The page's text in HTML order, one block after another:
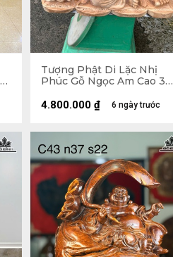
Tượng Phật Di Lặc Nhị
Phúc Gỗ Ngọc Am Cao 30
6 ngày trước
4.800.000 ₫